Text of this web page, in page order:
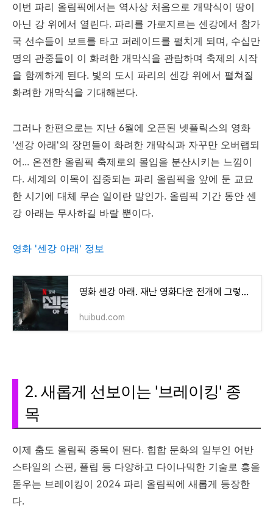
이번 파리 올림픽에서는 역사상 처음으로 개막식이 땅이
아닌 강 위에서 열린다. 파리를 가로지르는 센강에서 참가
국 선수들이 보트를 타고 퍼레이드를 펼치게 되며, 수십만
명의 관중들이 이 화려한 개막식을 관람하며 축제의 시작
을 함께하게 된다. 빛의 도시 파리의 센강 위에서 펼쳐질
화려한 개막식을 기대해본다.
그러나 한편으로는 지난 6월에 오픈된 넷플릭스의 영화
'센강 아래'의 장면들이 화려한 개막식과 자꾸만 오버랩되
어... 온전한 올림픽 축제로의 몰입을 분산시키는 느낌이
다. 세계의 이목이 집중되는 파리 올림픽을 앞에 둔 교묘
한 시기에 대체 무슨 일이란 말인가. 올림픽 기간 동안 센
강 아래는 무사하길 바랄 뿐이다.
영화 '센강 아래' 정보
영화 센강 아래. 재난 영화다운 전개에 그렇지 않은 엉뚱한 결말!
huibud.com
2. 새롭게 선보이는 '브레이킹' 종
목
이제 춤도 올림픽 종목이 된다. 힙합 문화의 일부인 어반
스타일의 스핀, 플립 등 다양하고 다이나믹한 기술로 흥을
돋우는 브레이킹이 2024 파리 올림픽에 새롭게 등장한
다.